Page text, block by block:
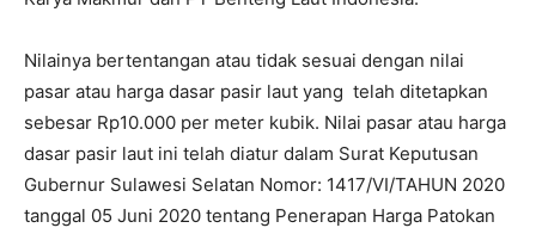
Nilainya bertentangan atau tidak sesuai dengan nilai
pasar atau harga dasar pasir laut yang telah ditetapkan
sebesar Rp10.000 per meter kubik. Nilai pasar atau harga
dasar pasir laut ini telah diatur dalam Surat Keputusan
Gubernur Sulawesi Selatan Nomor: 1417/VI/TAHUN 2020
tanggal 05 Juni 2020 tentang Penerapan Harga Patokan